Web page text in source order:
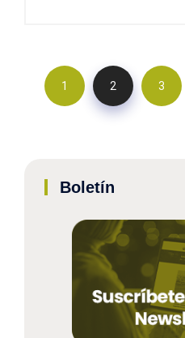
1 2 3
Boletín